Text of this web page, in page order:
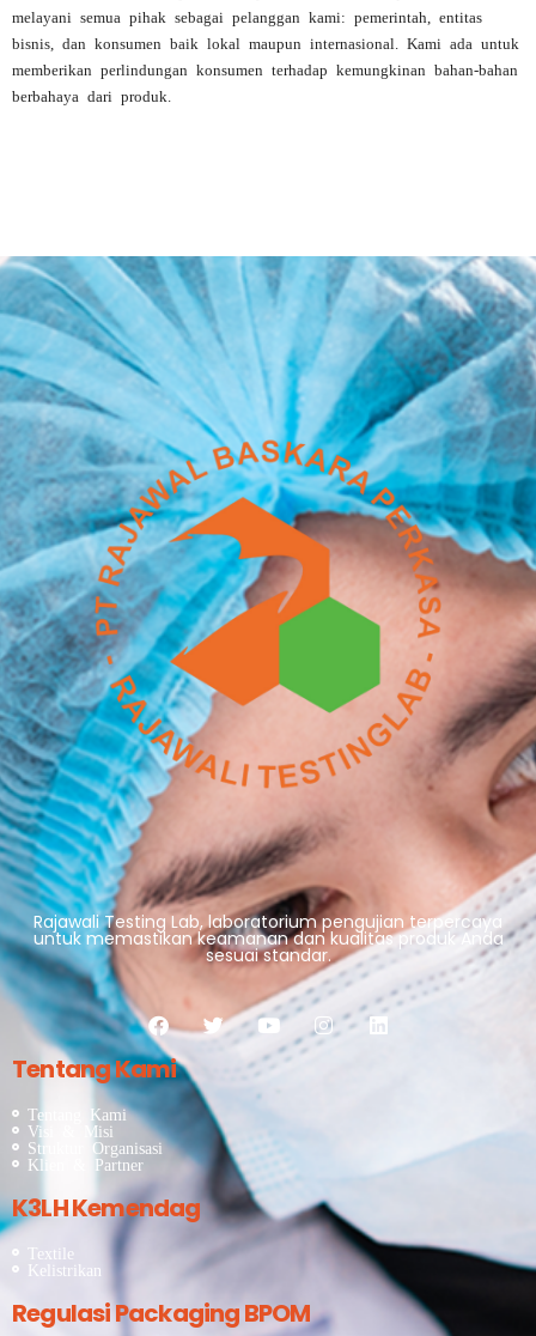
melayani semua pihak sebagai pelanggan kami: pemerintah, entitas
bisnis, dan konsumen baik lokal maupun internasional. Kami ada untuk
memberikan perlindungan konsumen terhadap kemungkinan bahan-bahan
berbahaya dari produk.
Rajawali Testing Lab, laboratorium pengujian terpercaya
untuk memastikan keamanan dan kualitas produk Anda
sesuai standar.
Tentang Kami
Tentang Kami
Visi & Misi
Struktur Organisasi
Klien & Partner
K3LH Kemendag
Textile
Kelistrikan
Regulasi Packaging BPOM